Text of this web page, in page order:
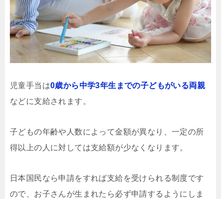
児童手当は0歳から中学3年生までの子どもがいる両親
などに支給されます。
子どもの年齢や人数によって金額が異なり、一定の所
得以上の人に対しては支給額が少なくなります。
日本国民なら申請をすれば支給を受けられる制度です
ので、お子さんが生まれたら必ず申請するようにしま